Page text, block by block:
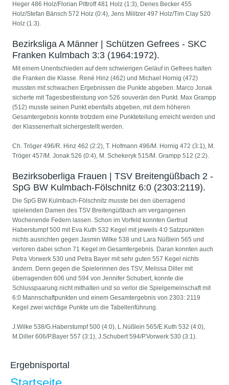
Heger 486 Holz/Florian Pittroff 481 Holz (1:3), Denes Becker 455
Holz/Stefan Bänsch 572 Holz (0:4), Jens Militzer 497 Holz/Tim Clay 520
Holz (1:3).
Bezirksliga A Männer | Schützen Gefrees - SKC
Franken Kulmbach 3:3 (1964:1972).
Mit einem Unentschieden auf dem schwierigen Geläuf in Gefrees halten
die Franken die Klasse. René Hinz (462) und Michael Hornig (472)
mussten mit schwachen Ergebnissen die Punkte abgeben. Marco Jonak
sicherte mit Tagesbestleistung von 526 souverän den Punkt. Max Grampp
(512) musste seinen Punkt ebenfalls abgeben, mit dem höheren
Gesamtergebnis konnte trotzdem eine Punkteteilung erreicht werden und
der Klassenerhalt sichergestellt werden.
Ch. Tröger 496/R. Hinz 462 (2:2), T. Hofmann 496/M. Hornig 472 (3:1), M.
Tröger 457/M. Jonak 526 (0:4), M. Schekeryk 515/M. Grampp 512 (2:2).
Bezirksoberliga Frauen | TSV Breitengüßbach 2 -
SpG BW Kulmbach-Fölschnitz 6:0 (2303:2119).
Die SpG BW Kulmbach-Fölschnitz musste bei den überragend
spielenden Damen des TSV Breitengüßbach am vergangenen
Wochenende Federn lassen. Schon im Vorfeld konnten Gertrud
Haberstumpf 500 mit Eva Kuth 532 Kegel mit jeweils 4:0 Satzpunkten
nichts ausrichten gegen Jasmin Wilke 538 und Lara Nüßlein 565 und
verloren dabei schon 71 Kegel im Gesamtergebnis. Daran konnten auch
Petra Vorwerk 530 und Petra Bayer mit sehr guten 557 Kegel nichts
ändern. Denn gegen die Spielerinnen des TSV, Melissa Diller mit
überragenden 606 und 594 von Jennifer Schubert, konnte die
Schlusspaarung nicht mithalten und so verlor die Spielgemeinschaft mit
6:0 Mannschaftpunkten und einem Gesamtergebnis von 2303: 2119
Kegel zwei wichtige Punkte um die Tabellenführung.
J.Wilke 538/G.Haberstumpf 500 (4:0), L.Nüßlein 565/E.Kuth 532 (4:0),
M.Diller 606/P.Bayer 557 (3:1), J.Schubert 594/P.Vorwerk 530 (3:1).
Ergebnisportal